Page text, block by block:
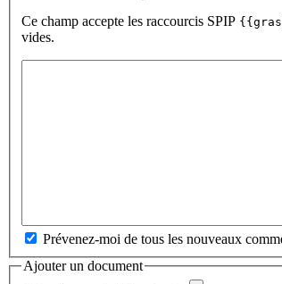
Ce champ accepte les raccourcis SPIP
vides.
Prévenez-moi de tous les nouveaux
Ajouter un document